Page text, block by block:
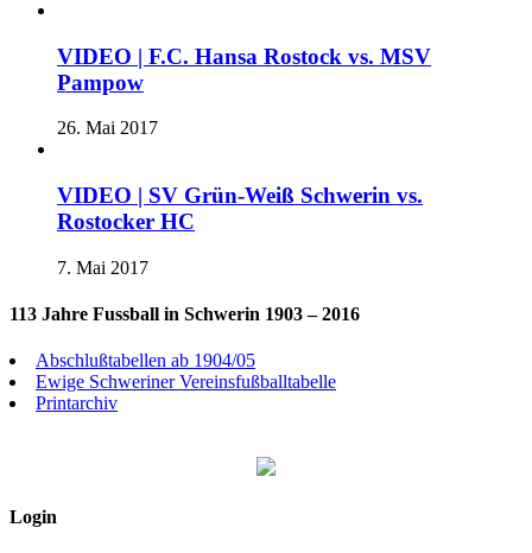
VIDEO | F.C. Hansa Rostock vs. MSV
Pampow
26. Mai 2017
VIDEO | SV Grün-Weiß Schwerin vs.
Rostocker HC
7. Mai 2017
113 Jahre Fussball in Schwerin 1903 – 2016
Abschlußtabellen ab 1904/05
Ewige Schweriner Vereinsfußballtabelle
Printarchiv
Login